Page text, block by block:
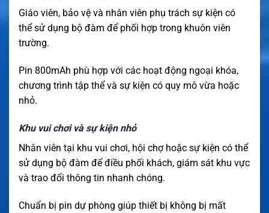
Giáo viên, bảo vệ và nhân viên phụ trách sự kiện có
thể sử dụng bộ đàm để phối hợp trong khuôn viên
trường.
Pin 800mAh phù hợp với các hoạt động ngoại khóa,
chương trình tập thể và sự kiện có quy mô vừa hoặc
nhỏ.
Khu vui chơi và sự kiện nhỏ
Nhân viên tại khu vui chơi, hội chợ hoặc sự kiện có thể
sử dụng bộ đàm để điều phối khách, giám sát khu vực
và trao đổi thông tin nhanh chóng.
Chuẩn bị pin dự phòng giúp thiết bị không bị mất